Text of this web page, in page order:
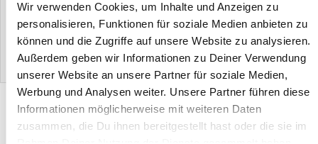
Wir verwenden Cookies, um Inhalte und Anzeigen zu
personalisieren, Funktionen für soziale Medien anbieten zu
können und die Zugriffe auf unsere Website zu analysieren.
Außerdem geben wir Informationen zu Deiner Verwendung
unserer Website an unsere Partner für soziale Medien,
Werbung und Analysen weiter. Unsere Partner führen diese
Informationen möglicherweise mit weiteren Daten
zusammen, die Du ihnen bereitgestellt hast oder die sie im
ERA System Premium
EUR 0.00
ERA System basic
EUR 0.00
PRODUKTBESCHREIBUNG